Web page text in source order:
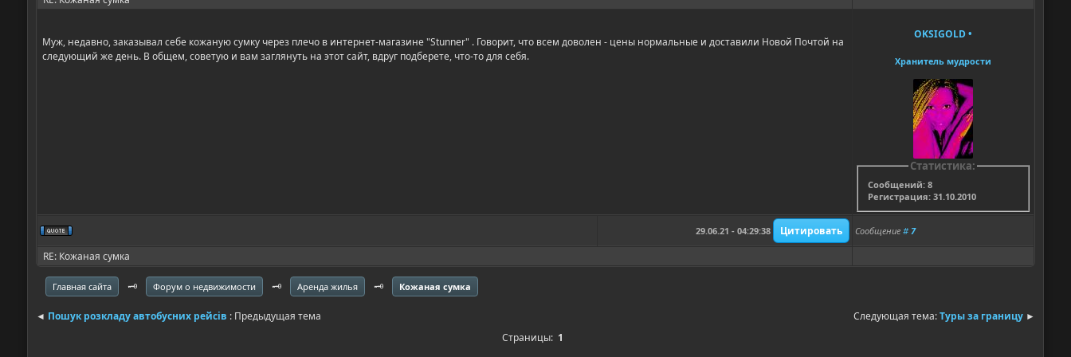
Муж, недавно, заказывал себе кожаную сумку через плечо в интернет-магазине "Stunner" . Говорит, что всем доволен - цены нормальные и доставили Новой Почтой на
следующий же день. В общем, советую и вам заглянуть на этот сайт, вдруг подберете, что-то для себя.
OKSIGOLD•
Хранитель мудрости
Статистика:
Сообщений: 8
Регистрация: 31.10.2010
29.06.21 - 04:29:38 Сообщение # 7
RE: Кожаная сумка
Главная сайта 🗝️ Форум о недвижимости 🗝️ Аренда жилья 🗝️ Кожаная сумка
◄ Пошук розкладу автобусних рейсів : Предыдущая тема Следующая тема:Туры за границу►
Страницы: 1